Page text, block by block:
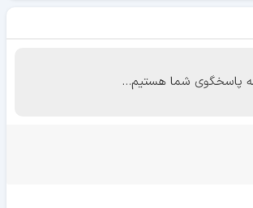
پاسخگوی شما هستیم...